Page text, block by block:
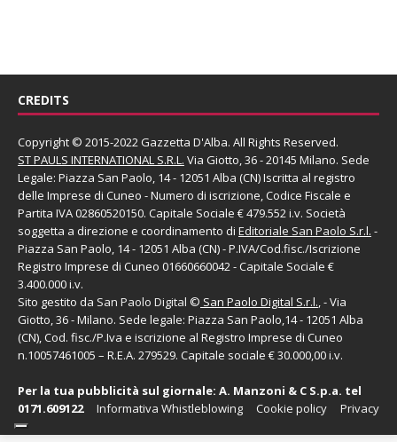
CREDITS
Copyright © 2015-2022 Gazzetta D'Alba. All Rights Reserved.
ST PAULS INTERNATIONAL S.R.L. Via Giotto, 36 - 20145 Milano. Sede
Legale: Piazza San Paolo, 14 - 12051 Alba (CN) Iscritta al registro
delle Imprese di Cuneo - Numero di iscrizione, Codice Fiscale e
Partita IVA 02860520150. Capitale Sociale € 479.552 i.v. Società
soggetta a direzione e coordinamento di Editoriale San Paolo S.r.l. -
Piazza San Paolo, 14 - 12051 Alba (CN) - P.IVA/Cod.fisc./Iscrizione
Registro Imprese di Cuneo 01660660042 - Capitale Sociale €
3.400.000 i.v.
Sito gestito da San Paolo Digital © San Paolo Digital S.r.l., - Via
Giotto, 36 - Milano. Sede legale: Piazza San Paolo,14 - 12051 Alba
(CN), Cod. fisc./P.Iva e iscrizione al Registro Imprese di Cuneo
n.10057461005 – R.E.A. 279529. Capitale sociale € 30.000,00 i.v.
Per la tua pubblicità sul giornale: A. Manzoni & C S.p.a. tel
0171.609122
Privacy
Cookie policy
Informativa Whistleblowing